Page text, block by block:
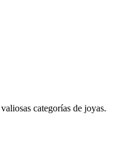
categorías de joyas.